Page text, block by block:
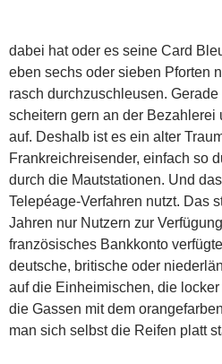
dabei hat oder es seine Card
eben sechs oder sieben Pforten
rasch durchzuschleusen.
scheitern gern an der Bezahlerei
auf. Deshalb ist es ein alter
Frankreichreisender, einfach so
durch die Mautstationen. Und
Telepéage-Verfahren nutzt. Das
Jahren nur Nutzern zur
französisches Bankkonto
deutsche, britische oder
auf die Einheimischen, die
die Gassen mit dem
man sich selbst die Reifen platt